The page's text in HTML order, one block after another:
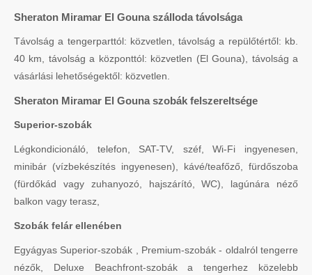
Sheraton Miramar El Gouna szálloda távolsága
Távolság a tengerparttól: közvetlen, távolság a repülőtértől: kb.
40 km, távolság a központtól: közvetlen (El Gouna), távolság a
vásárlási lehetőségektől: közvetlen.
Sheraton Miramar El Gouna szobák felszereltsége
Superior-szobák
Légkondicionáló, telefon, SAT-TV, széf, Wi-Fi ingyenesen,
minibár (vízbekészítés ingyenesen), kávé/teafőző, fürdőszoba
(fürdőkád vagy zuhanyozó, hajszárító, WC), lagúnára néző
balkon vagy terasz,
Szobák felár ellenében
Egyágyas Superior-szobák , Premium-szobák - oldalról tengerre
nézők, Deluxe Beachfront-szobák a tengerhez közelebb